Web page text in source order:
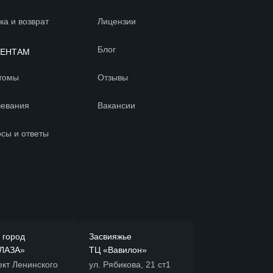
и возврат
и ответы
Лицензии
Блог
Отзывы
Вакансии
Ленинского
Засвияжье
ТЦ «Вавилон»
ул. Рябикова, 21 ст1